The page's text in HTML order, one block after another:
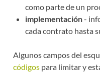
como parte de un
implementación-
cada contrato hasta
Algunos campos del
códigospara limitar y